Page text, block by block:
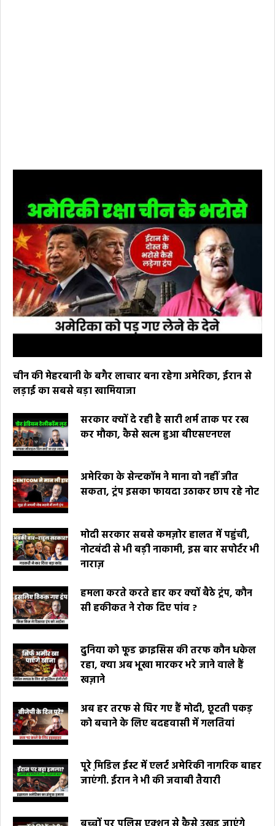
चीन की मेहरबानी के बगैर लाचार बना रहेगा अमेरिका, ईरान से
लड़ाई का सबसे बड़ा खामियाजा
सरकार क्यों दे रही है सारी शर्म ताक पर रख
कर मौका, कैसे खत्म हुआ बीएसएनएल
अमेरिका के सेन्टकॉम ने माना वो नहीं जीत
सकता, ट्रंप इसका फायदा उठाकर छाप रहे नोट
मोदी सरकार सबसे कमज़ोर हालत में पहुंची,
नोटबंदी से भी बड़ी नाकामी, इस बार सपोर्टर भी
नाराज़
हमला करते करते हार कर क्यों बैठे ट्रंप, कौन
सी हकीकत ने रोक दिए पांव ?
दुनिया को फूड क्राइसिस की तरफ कौन धकेल
रहा, क्या अब भूखा मारकर भरे जाने वाले हैं
खज़ाने
अब हर तरफ से घिर गए हैं मोदी, छूटती पकड़
को बचाने के लिए बदहवासी में गलतियां
पूरे मि़डिल ईस्ट में एलर्ट अमेरिकी नागरिक बाहर
जाएंगी. ईरान ने भी की जवाबी तैयारी